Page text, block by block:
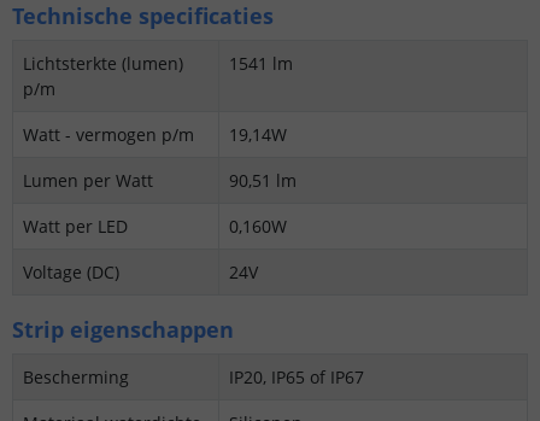
Technische specificaties
Lichtsterkte (lumen)
p/m
1541 lm
Watt - vermogen p/m
19,14W
Lumen per Watt
90,51 lm
Watt per LED
0,160W
Voltage (DC)
24V
Strip eigenschappen
Bescherming
IP20, IP65 of IP67